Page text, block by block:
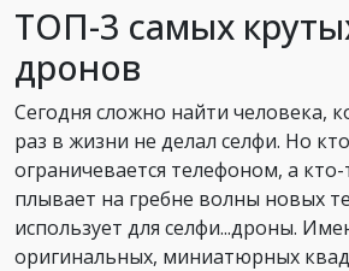
Обзоры
ТОП-3 самых
дронов
Сегодня сложно найти человека,
раз в жизни не делал селфи. Но
ограничевается телефоном, а
плывает на гребне волны новых
использует для селфи...дроны.
оригинальных, миниатюрных